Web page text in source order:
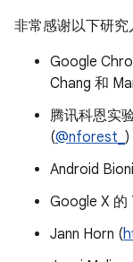
非常感谢以下研究
Google
Chang 和
腾讯科恩实
(@nforest_
Android
Google X 的
Jann Horn (